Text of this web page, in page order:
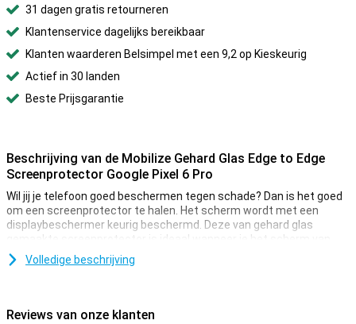
31 dagen gratis retourneren
Klantenservice dagelijks bereikbaar
Klanten waarderen Belsimpel met een 9,2 op Kieskeurig
Actief in 30 landen
Beste Prijsgarantie
Beschrijving van de Mobilize Gehard Glas Edge to Edge
Screenprotector Google Pixel 6 Pro
Wil jij je telefoon goed beschermen tegen schade? Dan is het goed
om een screenprotector te halen. Het scherm wordt met een
displaybeschermer keurig beschermd. Deze van gehard glas
gemaakte screenprotector is ideaal wanneer je het scherm van
jouw Google Pixel 6 Pro optimaal wil beschermen tegen vuil en
krassen. De hoeken van je scherm zijn het meest kwetsbaar voor
die goed beschermd zijn.
Volledige beschrijving
Reviews van onze klanten